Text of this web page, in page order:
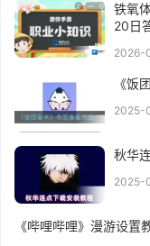
铁氧
20日
2026-
《饭
2025-
秋华
2025-
《哔哩哔哩》漫游设置